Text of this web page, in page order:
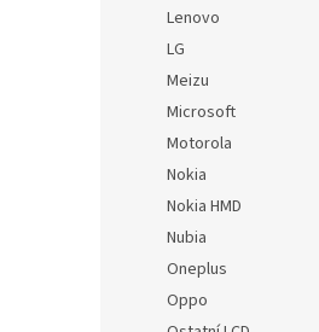
Lenovo
LG
Meizu
Microsoft
Motorola
Nokia
Nokia HMD
Nubia
Oneplus
Oppo